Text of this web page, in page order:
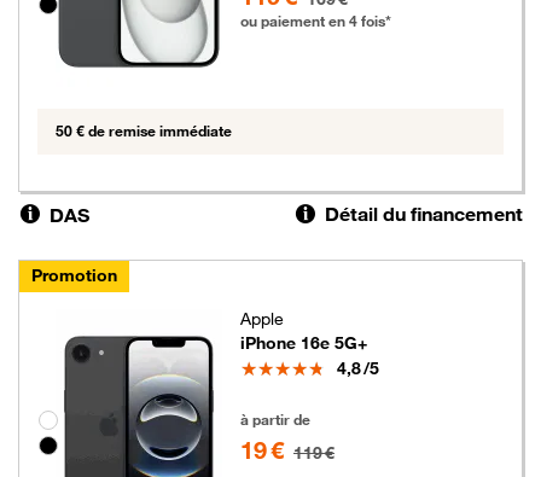
ou paiement en 4 fois*
50 € de remise immédiate
DAS Détail du financement
Promotion
Groupe de couleurs disponibles non sélectionnables
Apple
iPhone 16e 5G+
Note
4,8/5
à partir de
19 € 119 €